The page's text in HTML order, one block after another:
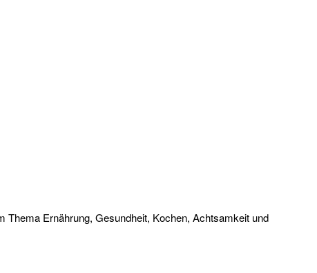
Ernährung, Gesundheit, Kochen, Achtsamkeit und